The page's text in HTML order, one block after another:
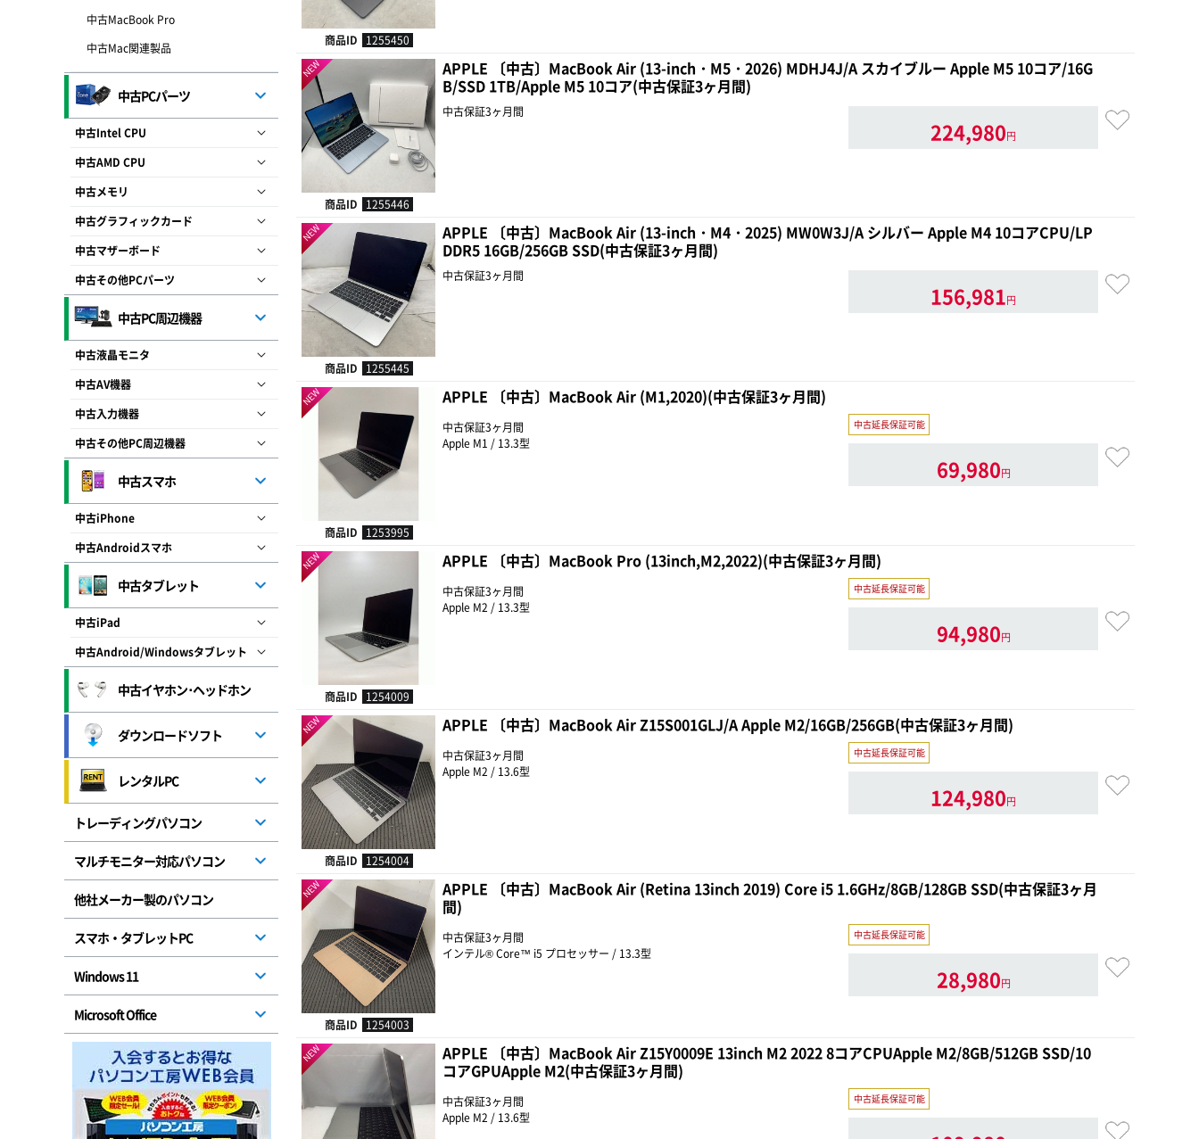
商品ID 1255450
NEW
商品ID 1255446
APPLE 〔中古〕MacBook Air (13-inch・M5・2026) MDHJ4J/A スカイブルー Apple M5 10コア/16G
B/SSD 1TB/Apple M5 10コア(中古保証3ヶ月間)
中古保証3ヶ月間
224,980円
NEW
商品ID 1255445
APPLE 〔中古〕MacBook Air (13-inch・M4・2025) MW0W3J/A シルバー Apple M4 10コアCPU/LP
DDR5 16GB/256GB SSD(中古保証3ヶ月間)
中古保証3ヶ月間
156,981円
NEW
商品ID 1253995
APPLE 〔中古〕MacBook Air (M1,2020)(中古保証3ヶ月間)
中古保証3ヶ月間
Apple M1 / 13.3型
中古延長保証可能
69,980円
NEW
商品ID 1254009
APPLE 〔中古〕MacBook Pro (13inch,M2,2022)(中古保証3ヶ月間)
中古保証3ヶ月間
Apple M2 / 13.3型
中古延長保証可能
94,980円
NEW
商品ID 1254004
APPLE 〔中古〕MacBook Air Z15S001GLJ/A Apple M2/16GB/256GB(中古保証3ヶ月間)
中古保証3ヶ月間
Apple M2 / 13.6型
中古延長保証可能
124,980円
NEW
商品ID 1254003
APPLE 〔中古〕MacBook Air (Retina 13inch 2019) Core i5 1.6GHz/8GB/128GB SSD(中古保証3ヶ月
間)
中古保証3ヶ月間
インテル® Core™ i5 プロセッサー / 13.3型
中古延長保証可能
28,980円
NEW
APPLE 〔中古〕MacBook Air Z15Y0009E 13inch M2 2022 8コアCPUApple M2/8GB/512GB SSD/10
コアGPUApple M2(中古保証3ヶ月間)
中古保証3ヶ月間
Apple M2 / 13.6型
中古延長保証可能
中古MacBook Pro
中古Mac関連製品
中古PCパーツ
中古Intel CPU
中古AMD CPU
中古メモリ
中古グラフィックカード
中古マザーボード
中古その他PCパーツ
中古PC周辺機器
中古液晶モニタ
中古AV機器
中古入力機器
中古その他PC周辺機器
中古スマホ
中古iPhone
中古Androidスマホ
中古タブレット
中古iPad
中古Android/Windowsタブレット
中古イヤホン･ヘッドホン
ダウンロードソフト
レンタルPC
トレーディングパソコン
マルチモニター対応パソコン
他社メーカー製のパソコン
スマホ・タブレットPC
Windows 11
Microsoft Office